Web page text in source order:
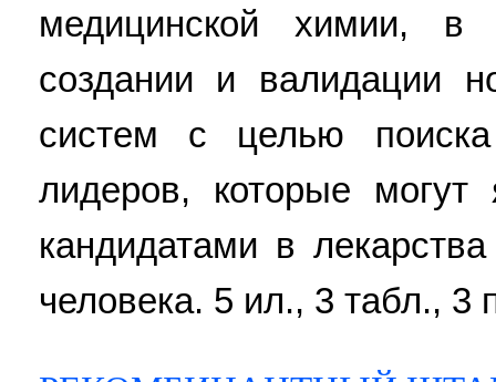
медицинской химии, в
создании и валидации
систем с целью поиска
лидеров, которые могут
кандидатами в
человека. 5 ил., 3 табл., 3